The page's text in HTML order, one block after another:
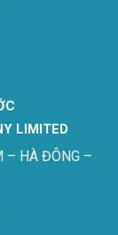
LIMITED
– HÀ ĐÔNG –